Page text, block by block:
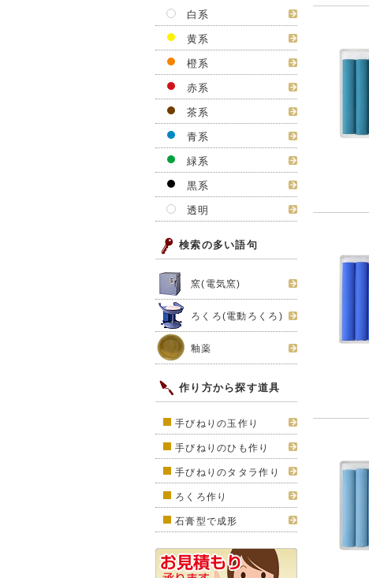
白系
黄系
橙系
赤系
茶系
青系
緑系
黒系
透明
検索の多い語句
窯(電気窯)
ろくろ(電動ろくろ)
釉薬
作り方から探す道具
手びねりの玉作り
手びねりのひも作り
手びねりのタタラ作り
ろくろ作り
石膏型で成形